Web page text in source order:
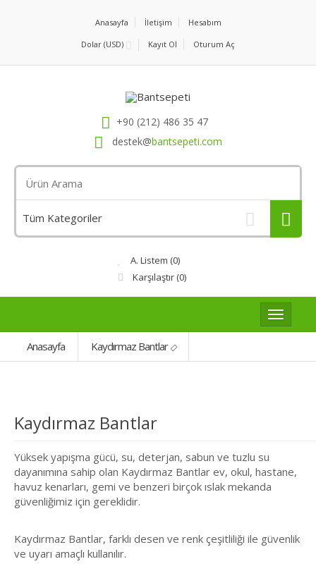
Anasayfa İletişim Hesabım
Dolar (USD) Kayıt Ol Oturum Aç
+90 (212) 486 35 47
destek@bantsepeti.com
A. Listem (0)
Karşılaştır (0)
Anasayfa Kaydırmaz Bantlar
Kaydırmaz Bantlar
Yüksek yapışma gücü, su, deterjan, sabun ve tuzlu su
dayanımına sahip olan Kaydırmaz Bantlar ev, okul, hastane,
havuz kenarları, gemi ve benzeri birçok ıslak mekanda
güvenliğimiz için gereklidir.
Kaydırmaz Bantlar, farklı desen ve renk çeşitliliği ile güvenlik
ve uyarı amaçlı kullanılır.